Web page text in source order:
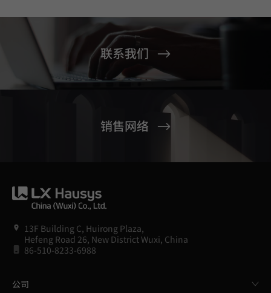
联系我们
销售网络
13F Building C, Huirong Plaza,
Hefeng Road 26, New District Wuxi, China
86-510-8233-6988
公司